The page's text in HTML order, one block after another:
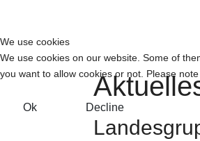
We use cookies
We use cookies on our website. Some of
you want to allow cookies or not. Please
Ok Decline